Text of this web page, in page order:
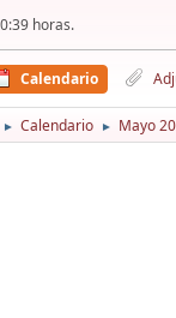
horas.
Calendario
► Calendario ► Mayo